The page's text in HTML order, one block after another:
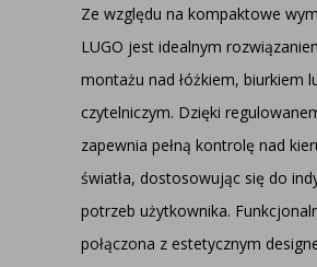
Ze względu na kompaktowe
LUGO jest idealnym
montażu nad łóżkiem, biurkiem
czytelniczym. Dzięki
zapewnia pełną kontrolę nad
światła, dostosowując się do
potrzeb użytkownika.
połączona z estetycznym